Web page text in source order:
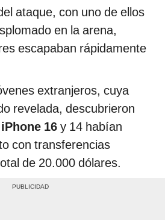
ataque, con uno de ellos
en la arena,
escapaban rápidamente
extranjeros, cuya
revelada, descubrieron
iPhone 16 y 14 habían
con transferencias
de 20.000 dólares.